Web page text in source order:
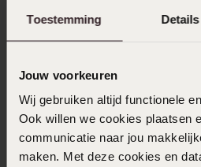
Toestemming Details
Jouw voorkeuren
Wij gebruiken altijd functionele
Ook willen we cookies plaatsen
communicatie naar jou
maken. Met deze cookies en